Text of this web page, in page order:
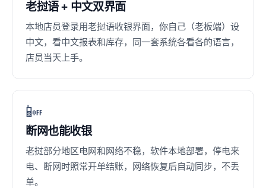
老挝语 + 中文双界面
本地店员登录用老挝语收银界面，你自己（老板端）设
中文，看中文报表和库存，同一套系统各看各的语言，
店员当天上手。
📴
断网也能收银
老挝部分地区电网和网络不稳，软件本地部署，停电来
电、断网时照常开单结账，网络恢复后自动同步，不丢
单。